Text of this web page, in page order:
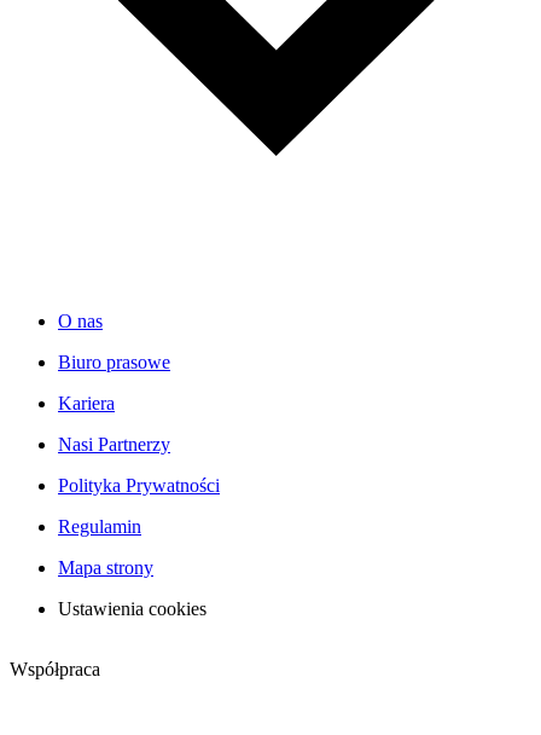
O nas
Biuro prasowe
Kariera
Nasi Partnerzy
Polityka Prywatności
Regulamin
Mapa strony
Ustawienia cookies
Współpraca